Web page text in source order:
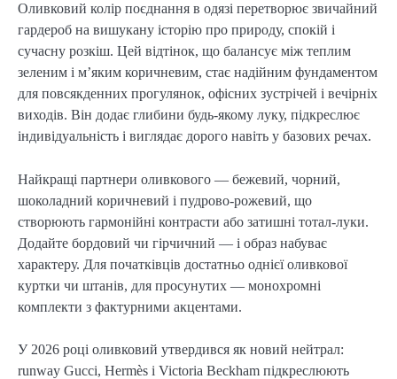
Оливковий колір поєднання в одязі перетворює звичайний
гардероб на вишукану історію про природу, спокій і
сучасну розкіш. Цей відтінок, що балансує між теплим
зеленим і м’яким коричневим, стає надійним фундаментом
для повсякденних прогулянок, офісних зустрічей і вечірніх
виходів. Він додає глибини будь-якому луку, підкреслює
індивідуальність і виглядає дорого навіть у базових речах.
Найкращі партнери оливкового — бежевий, чорний,
шоколадний коричневий і пудрово-рожевий, що
створюють гармонійні контрасти або затишні тотал-луки.
Додайте бордовий чи гірчичний — і образ набуває
характеру. Для початківців достатньо однієї оливкової
куртки чи штанів, для просунутих — монохромні
комплекти з фактурними акцентами.
У 2026 році оливковий утвердився як новий нейтрал:
runway Gucci, Hermès і Victoria Beckham підкреслюють